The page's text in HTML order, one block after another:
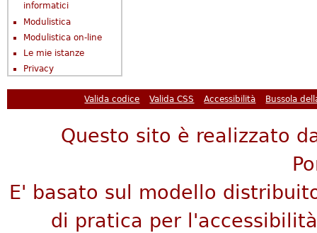
informatici
Modulistica
Modulistica on-line
Le mie istanze
Privacy
Valida codice Valida CSS Accessibilità Bussola
Questo sito è realizzato
E' basato sul modello
di pratica per